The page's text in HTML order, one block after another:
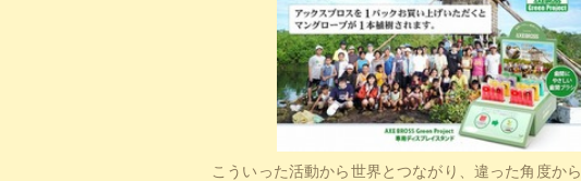
動から世界とつながり、違った角度から